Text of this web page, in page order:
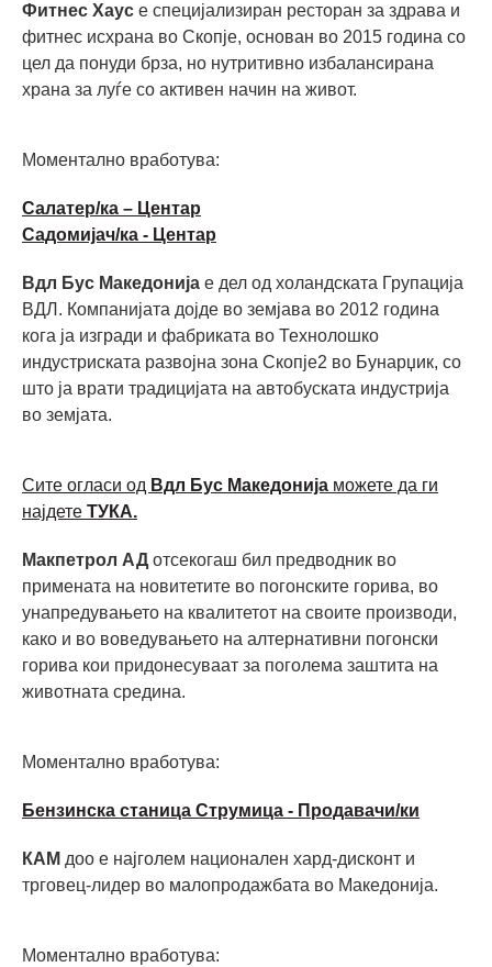
Фитнес Хаус е специјализиран ресторан за здрава и
фитнес исхрана во Скопје, основан во 2015 година со
цел да понуди брза, но нутритивно избалансирана
храна за луѓе со активен начин на живот.
Моментално вработува:
Салатер/ка – Центар
Садомијач/ка - Центар
Вдл Бус Македонија е дел од холандската Групација
ВДЛ. Компанијата дојде во земјава во 2012 година
кога ја изгради и фабриката во Технолошко
индустриската развојна зона Скопје2 во Бунарџик, со
што ја врати традицијата на автобуската индустрија
во земјата.
Сите огласи од Вдл Бус Македонија можете да ги
најдете ТУКА.
Макпетрол АД отсекогаш бил предводник во
примената на новитетите во погонските горива, во
унапредувањето на квалитетот на своите производи,
како и во воведувањето на алтернативни погонски
горива кои придонесуваат за поголема заштита на
животната средина.
Моментално вработува:
Бензинска станица Струмица - Продавачи/ки
КАМ доо е најголем национален хард-дисконт и
трговец-лидер во малопродажбата во Македонија.
Моментално вработува: